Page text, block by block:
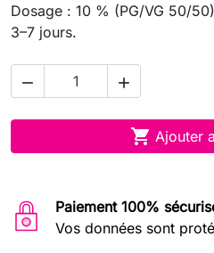
Dosage : 10 % (PG/VG 50/
3–7 jours.
 
 Ajouter
Paiement 100%
Vos données sont